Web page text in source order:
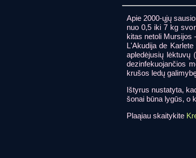
Apie 2000-ųjų
nuo 0,5 iki 7 kg
kitas netoli Mursijos
L'Akudija de
apledėjusių lėktuvų
dezinfekuojančios
krušos ledų
Ištyrus nustatyta,
šonai būna lygūs, o
Plaąiau skaitykite